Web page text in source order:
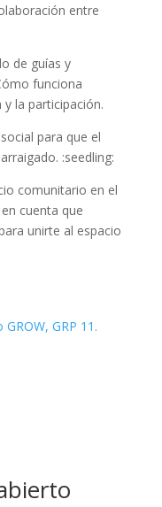
entre
de guías y
funciona
la participación.
para que el
:seedling:
comunitario en el
cuenta que
unirte al espacio
GRP 11.